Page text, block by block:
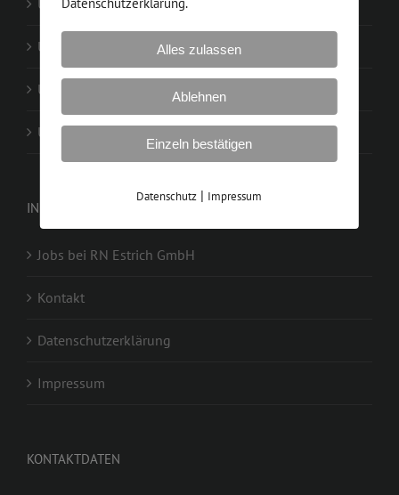
Unsere Leistungen
Unsere Produkte
Unsere Produktpartner
INFORMATIONEN
Jobs bei RN Estrich GmbH
Kontakt
Datenschutzerklärung
Impressum
KONTAKTDATEN
Alles zulassen
Ablehnen
Einzeln bestätigen
Datenschutz | Impressum